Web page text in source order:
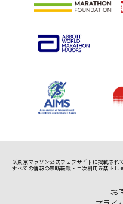
※東京マラソン公式ウェブサイトに掲載され
すべての情報の無断転載・二次利用を禁止し
お